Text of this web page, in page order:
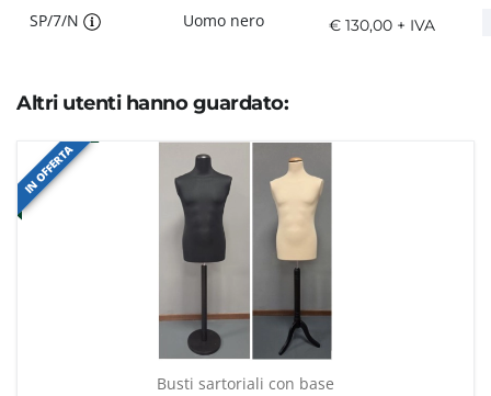
SP/7/N Uomo nero € 130,00 + IVA
Altri utenti hanno guardato:
IN OFFERTA
Busti sartoriali con base